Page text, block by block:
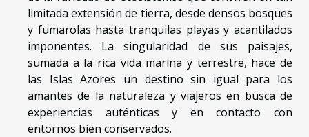
limitada extensión de tierra, desde densos bosques
y fumarolas hasta tranquilas playas y acantilados
imponentes. La singularidad de sus paisajes,
sumada a la rica vida marina y terrestre, hace de
las Islas Azores un destino sin igual para los
amantes de la naturaleza y viajeros en busca de
experiencias auténticas y en contacto con
entornos bien conservados.